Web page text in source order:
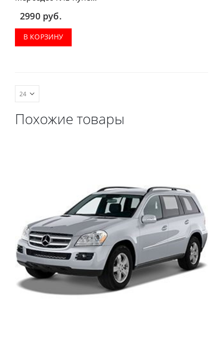
С292 2014-2019 г.в.
можно приобрести в
комплектации:
водительский коврик,
2990 руб.
В КОРЗИНУ
Похожие товары